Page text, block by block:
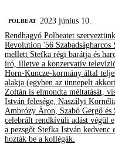
‎POLBEAT 2023 június 10.
Rendhagyó Polbeatet
Revolution '56 Szabadságharcos
mellett Stefka régi barátja és
író, illetve a konzervatív
Horn-Kuncze-kormány által
alakja (egyben az ünnepelt
Zoltán is elmondta méltatását,
István felesége, Naszályi
Ambrózy Áron, Szabó Gergő
celebrált rendkívüli adást végül
a pezsgőt Stefka István kedvenc
hozták be a kollégák.